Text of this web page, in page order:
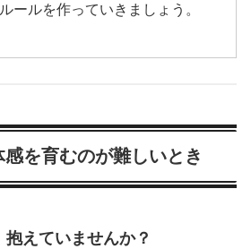
ールを作っていきましょう。
を育むのが難しいとき
えていませんか？